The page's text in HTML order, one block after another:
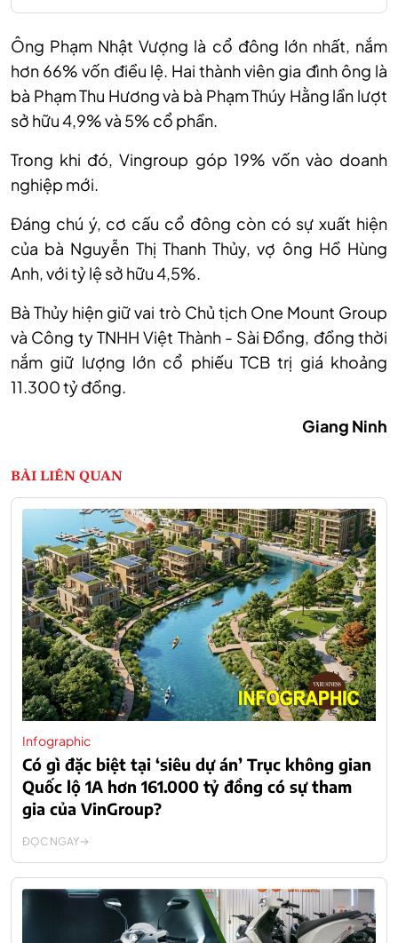
Ông Phạm Nhật Vượng là cổ đông lớn nhất, nắm
hơn 66% vốn điều lệ. Hai thành viên gia đình ông là
bà Phạm Thu Hương và bà Phạm Thúy Hằng lần lượt
sở hữu 4,9% và 5% cổ phần.
Trong khi đó, Vingroup góp 19% vốn vào doanh
nghiệp mới.
Đáng chú ý, cơ cấu cổ đông còn có sự xuất hiện
của bà Nguyễn Thị Thanh Thủy, vợ ông Hồ Hùng
Anh, với tỷ lệ sở hữu 4,5%.
Bà Thủy hiện giữ vai trò Chủ tịch One Mount Group
và Công ty TNHH Việt Thành - Sài Đồng, đồng thời
nắm giữ lượng lớn cổ phiếu TCB trị giá khoảng
11.300 tỷ đồng.
Giang Ninh
BÀI LIÊN QUAN
Infographic
Có gì đặc biệt tại ‘siêu dự án’ Trục không gian
Quốc lộ 1A hơn 161.000 tỷ đồng có sự tham
gia của VinGroup?
ĐỌC NGAY